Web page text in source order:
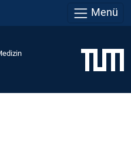
Menü